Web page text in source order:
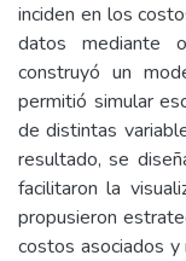
inciden en los
datos mediante
construyó un
permitió simular
de distintas
resultado, se
facilitaron la
propusieron
costos asociados y